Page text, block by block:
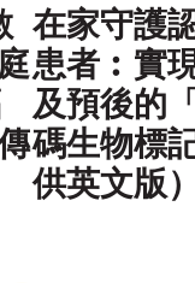
在家守護
患者︰實
及預後的
碼生物標
供英文版）